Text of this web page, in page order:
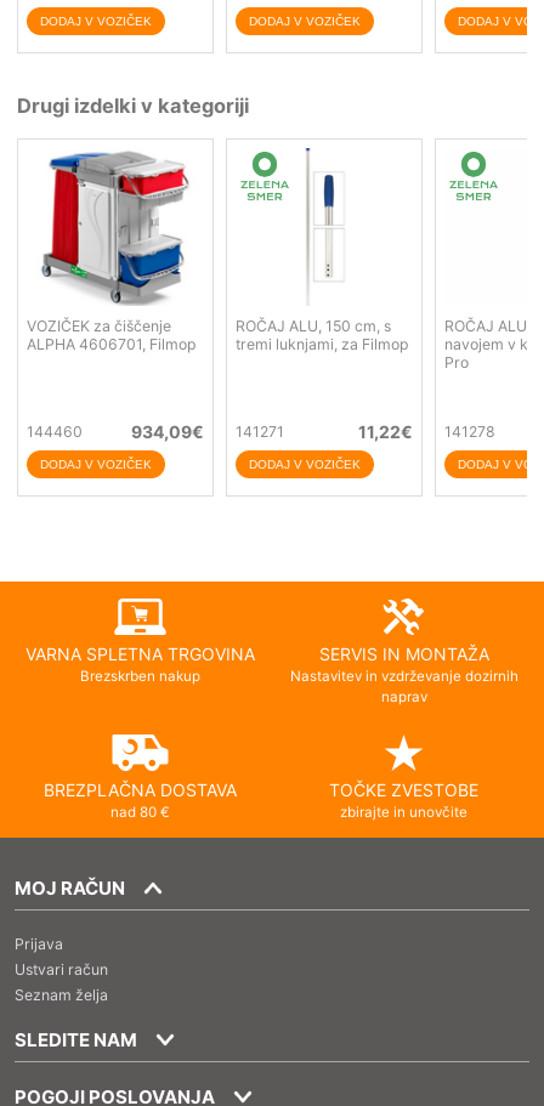
Drugi izdelki v kategoriji
VOZIČEK za čiščenje
ALPHA 4606701, Filmop
144460 934,09€
ROČAJ ALU, 150 cm, s
tremi luknjami, za Filmop
141271 11,22€
ROČAJ ALU,
navojem v
Pro
141278
VARNA SPLETNA TRGOVINA
Brezskrben nakup
SERVIS IN MONTAŽA
Nastavitev in vzdrževanje dozirnih
naprav
BREZPLAČNA DOSTAVA
nad 80 €
TOČKE ZVESTOBE
zbirajte in unovčite
MOJ RAČUN
Prijava
Ustvari račun
Seznam želja
SLEDITE NAM
POGOJI POSLOVANJA